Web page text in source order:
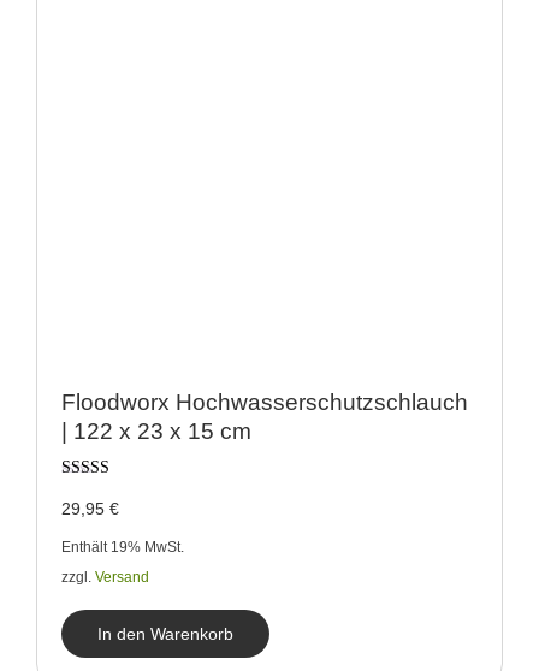
Floodworx Hochwasserschutzschlauch
| 122 x 23 x 15 cm
5.00
29,95 €
Enthält 19% MwSt.
zzgl. Versand
In den Warenkorb